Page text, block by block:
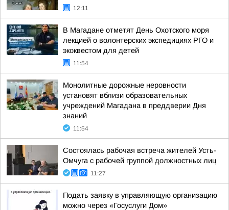
12:11
В Магадане отметят День Охотского моря
лекцией о волонтерских экспедициях РГО и
экоквестом для детей
11:54
Монолитные дорожные неровности
установят вблизи образовательных
учреждений Магадана в преддверии Дня
знаний
11:54
Состоялась рабочая встреча жителей Усть-
Омчуга с рабочей группой должностных лиц
11:27
Подать заявку в управляющую организацию
можно через «Госуслуги Дом»